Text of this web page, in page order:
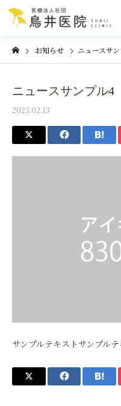
お知らせ ニュースサ
ニュースサンプル4
2023.02.13
サンプルテキストサンプルテ